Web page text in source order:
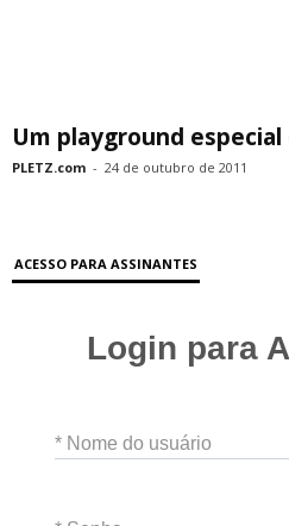
Um playground
PLETZ.com - 24 de outubro de 2011
ACESSO PARA ASSINANTES
Login para
* Nome do usuário